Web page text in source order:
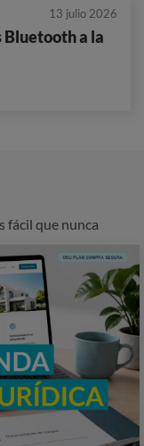
13 julio 2026
Bluetooth a la
fácil que nunca